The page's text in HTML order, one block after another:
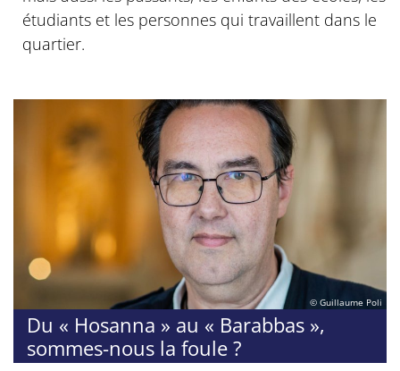
étudiants et les personnes qui travaillent dans le
quartier.
© Guillaume Poli
Du « Hosanna » au « Barabbas »,
sommes-nous la foule ?